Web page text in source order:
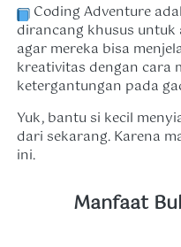
Coding Adventure
dirancang khusus untuk
agar mereka bisa
kreativitas dengan cara
ketergantungan pada
Yuk, bantu si kecil
dari sekarang. Karena
ini.
Manfaat